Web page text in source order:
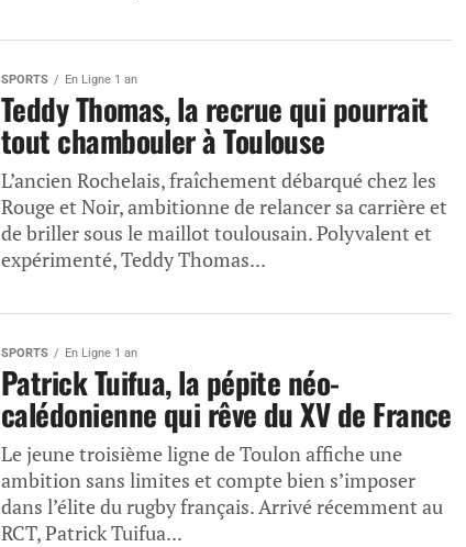
SPORTS En Ligne 1 an
Teddy Thomas, la recrue qui pourrait
tout chambouler à Toulouse
L’ancien Rochelais, fraîchement débarqué chez les
Rouge et Noir, ambitionne de relancer sa carrière et
de briller sous le maillot toulousain. Polyvalent et
expérimenté, Teddy Thomas...
SPORTS En Ligne 1 an
Patrick Tuifua, la pépite néo-
calédonienne qui rêve du XV de France
Le jeune troisième ligne de Toulon affiche une
ambition sans limites et compte bien s’imposer
dans l’élite du rugby français. Arrivé récemment au
RCT, Patrick Tuifua...